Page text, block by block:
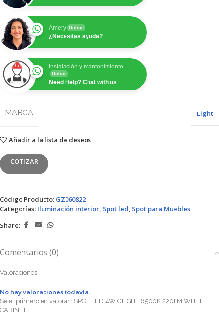
Amery Online
¿Necesitas ayuda?
Instalación y mantenimiento
Online
Need Help? Chat with us
MARCA Light
Añadir a la lista de deseos
COTIZAR
Código Producto: GZ060822
Categorías: Iluminación interior, Spot led, Spot para Muebles
Share:
Comentarios (0)
Valoraciones
No hay valoraciones todavía.
Sé el primero en valorar “SPOT LED 4W GLIGHT 6500K 220LM WHITE
CABINET”